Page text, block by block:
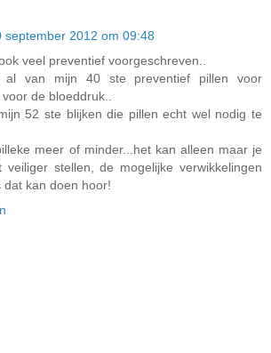
september 2012 om 09:48
veel preventief voorgeschreven..
van mijn 40 ste preventief pillen voor
de bloeddruk..
52 ste blijken die pillen echt wel nodig te
meer of minder...het kan alleen maar je
veiliger stellen, de mogelijke verwikkelingen
dat kan doen hoor!